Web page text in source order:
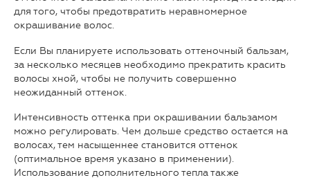
для того, чтобы предотвратить неравномерное
окрашивание волос.
Если Вы планируете использовать оттеночный бальзам,
за несколько месяцев необходимо прекратить красить
волосы хной, чтобы не получить совершенно
неожиданный оттенок.
Интенсивность оттенка при окрашивании бальзамом
можно регулировать. Чем дольше средство остается на
волосах, тем насыщеннее становится оттенок
(оптимальное время указано в применении).
Использование дополнительного тепла также